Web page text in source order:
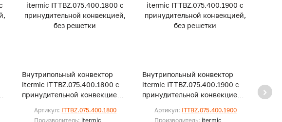
Внутрипольный конвектор
itermic ITTBZ.075.400.1800 с
принудительной конвекцией,
Артикул: ITTBZ.075.400.1800
Производитель: itermic
Внутрипольный конвектор
itermic ITTBZ.075.400.1900 с
принудительной конвекцией,
Артикул: ITTBZ.075.400.1900
Производитель: itermic